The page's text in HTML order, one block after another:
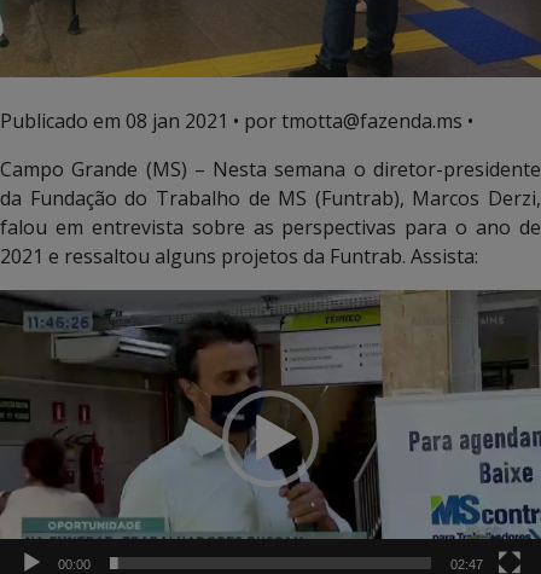
Publicado em 08 jan 2021 • por tmotta@fazenda.ms •
Campo Grande (MS) – Nesta semana o diretor-presidente
da Fundação do Trabalho de MS (Funtrab), Marcos Derzi,
falou em entrevista sobre as perspectivas para o ano de
2021 e ressaltou alguns projetos da Funtrab. Assista:
Tocador
de
00:00 02:47